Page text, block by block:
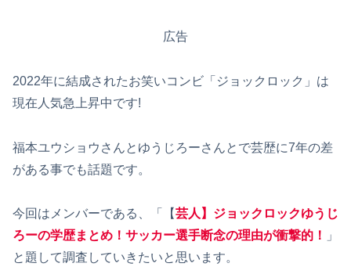
広告
2022年に結成されたお笑いコンビ「ジョックロック」は
現在人気急上昇中です!
福本ユウショウさんとゆうじろーさんとで芸歴に7年の差
がある事でも話題です。
今回はメンバーである、「【芸人】ジョックロックゆうじ
ろーの学歴まとめ！サッカー選手断念の理由が衝撃的！
」
と題して調査していきたいと思います。